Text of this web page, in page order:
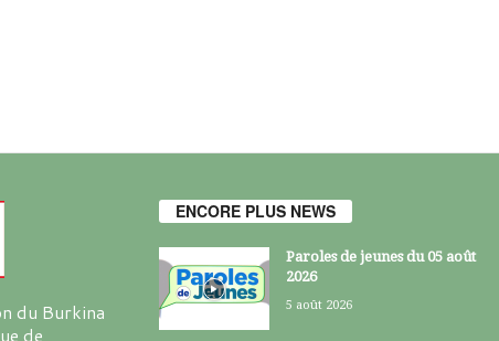
du Burkina
de
ENCORE PLUS NEWS
Paroles de jeunes du 05 août
2026
5 août 2026